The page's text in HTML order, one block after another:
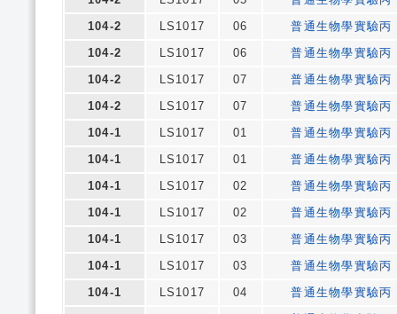
104-2
LS1017 06
普通生物學實驗丙
104-2
LS1017 06
普通生物學實驗丙
104-2
LS1017 07
普通生物學實驗丙
104-2
LS1017 07
普通生物學實驗丙
104-1
LS1017 01
普通生物學實驗丙
104-1
LS1017 01
普通生物學實驗丙
104-1
LS1017 02
普通生物學實驗丙
104-1
LS1017 02
普通生物學實驗丙
104-1
LS1017 03
普通生物學實驗丙
104-1
LS1017 03
普通生物學實驗丙
104-1
LS1017 04
普通生物學實驗丙